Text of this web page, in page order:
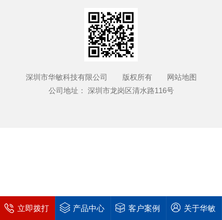
深圳市华敏科技有限公司 版权所有 网站地图
公司地址： 深圳市龙岗区清水路116号
立即拨打 产品中心 客户案例 关于华敏